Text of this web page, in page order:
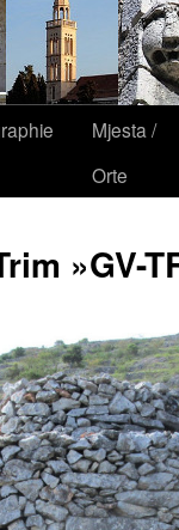
Mjesta /
Orte
»GV-